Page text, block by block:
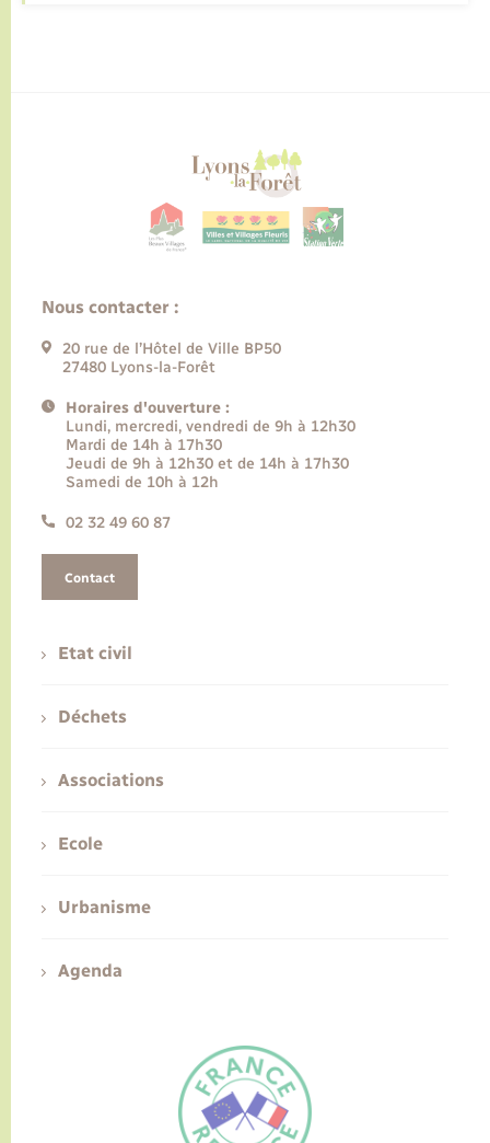
Nous contacter :
20 rue de l’Hôtel de Ville BP50
27480 Lyons-la-Forêt
Horaires d'ouverture :
Lundi, mercredi, vendredi de 9h à 12h30
Mardi de 14h à 17h30
Jeudi de 9h à 12h30 et de 14h à 17h30
Samedi de 10h à 12h
02 32 49 60 87
Contact
Etat civil
Déchets
Associations
Ecole
Urbanisme
Agenda